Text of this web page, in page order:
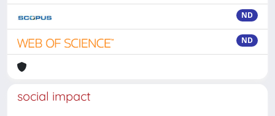
ND
ND
social impact